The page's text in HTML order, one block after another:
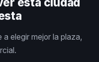
elegir mejor la plaza,